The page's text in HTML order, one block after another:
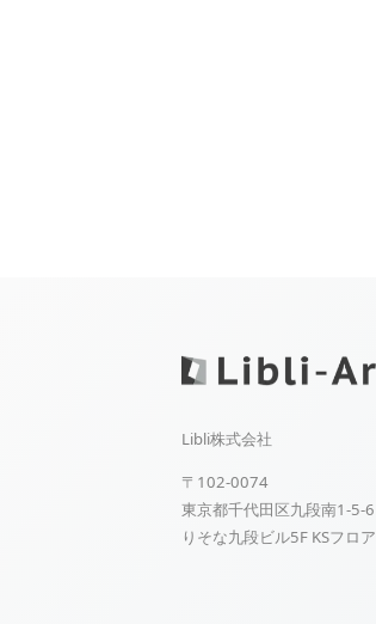
Libli株式会社
〒102-0074
東京都千代田区九段南1-5-6
りそな九段ビル5F KSフロア